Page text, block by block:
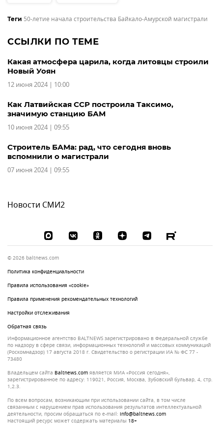
Теги 50-летие начала строительства Байкало-Амурской магистрали
ССЫЛКИ ПО ТЕМЕ
Какая атмосфера царила, когда литовцы строили
Новый Уоян
12 июня 2024 | 10:00
Как Латвийская ССР построила Таксимо,
значимую станцию БАМ
10 июня 2024 | 09:55
Строитель БАМа: рад, что сегодня вновь
вспомнили о магистрали
07 июня 2024 | 09:55
Новости СМИ2
© 2026 baltnews.com
Политика конфиденциальности
Правила использования «cookie»
Правила применения рекомендательных технологий
Настройки отслеживания
Обратная связь
Информационное агентство BALTNEWS зарегистрировано в Федеральной службе
по надзору в сфере связи, информационных технологий и массовых коммуникаций
(Роскомнадзор) 17 августа 2018 г. Свидетельство о регистрации ИА № ФС 77 -
73480
Владельцем сайта
baltnews.com является МИА «Россия сегодня»,
зарегистрированное по адресу: 119021, Россия, Москва, Зубовский бульвар, 4, стр.
1,2.3.
По всем вопросам, возникающим при использовании сайта, в том числе
связанным с нарушением прав использования результатов интеллектуальной
деятельности, просим обращаться по e-mail: info@baltnews.com
Настоящий ресурс может содержать материалы 18+